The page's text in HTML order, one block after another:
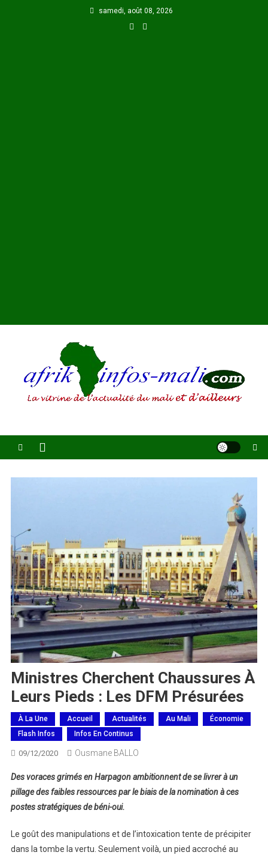
samedi, août 08, 2026
Ministres Cherchent Chaussures À
Leurs Pieds : Les DFM Présurées
À La Une Accueil Actualités Au Mali
Économie
Flash Infos
Infos En Continus
09/12/2020 Ousmane BALLO
Des voraces grimés en Harpagon ambitionnent de se livrer à un
pillage des faibles ressources par le biais de la nomination à ces
postes stratégiques de béni-oui.
Le goût des manipulations et de l’intoxication tente de précipiter
dans la tombe la vertu. Seulement voilà, un pied accroché au